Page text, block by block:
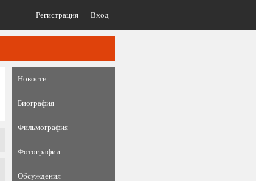
Регистрация Вход
Новости
Биография
Фильмография
Фотографии
Обсуждения